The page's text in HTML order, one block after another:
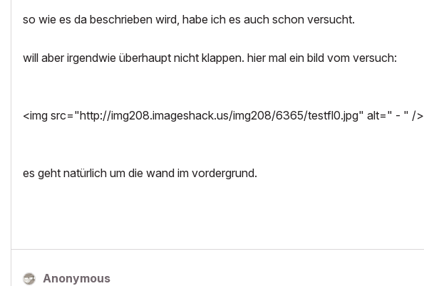
so wie es da beschrieben wird, habe ich es auch schon versucht.
will aber irgendwie überhaupt nicht klappen. hier mal ein bild vom versuch:
<img src="http://img208.imageshack.us/img208/6365/testfl0.jpg" alt=" - " />
es geht natürlich um die wand im vordergrund.
Anonymous